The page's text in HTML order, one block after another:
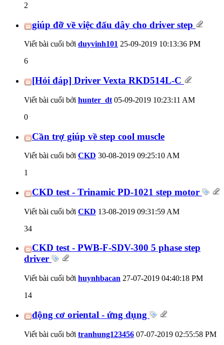
2
giúp đỡ về việc đấu dây cho driver step
Viết bài cuối bởi duyvinh101 25-09-2019 10:13:36 PM
6
[Hỏi đáp] Driver Vexta RKD514L-C
Viết bài cuối bởi hunter_dt 05-09-2019 10:23:11 AM
0
Cần trợ giúp về step cool muscle
Viết bài cuối bởi CKD 30-08-2019 09:25:10 AM
1
CKD test - Trinamic PD-1021 step motor
Viết bài cuối bởi CKD 13-08-2019 09:31:59 AM
34
CKD test - PWB-F-SDV-300 5 phase step
driver
Viết bài cuối bởi huynhbacan 27-07-2019 04:40:18 PM
14
động cơ oriental - ứng dụng
Viết bài cuối bởi tranhung123456 07-07-2019 02:55:58 PM